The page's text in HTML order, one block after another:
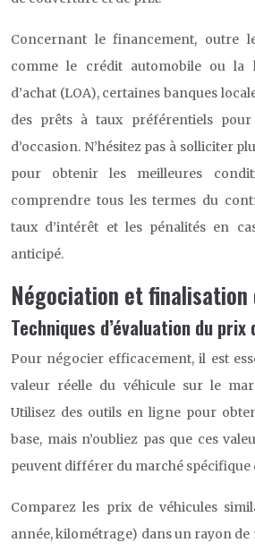
Concernant le financement, outre
comme le crédit automobile ou la
d’achat (LOA), certaines banques
des prêts à taux préférentiels pour
d’occasion. N’hésitez pas à solliciter
pour obtenir les meilleures
comprendre tous les termes du
taux d’intérêt et les pénalités en
anticipé.
Négociation et finalisation
Techniques d’évaluation du
Pour négocier efficacement, il est
valeur réelle du véhicule sur le
Utilisez des outils en ligne pour
base, mais n’oubliez pas que ces
peuvent différer du marché spécifique
Comparez les prix de véhicules
année, kilométrage) dans un rayon de